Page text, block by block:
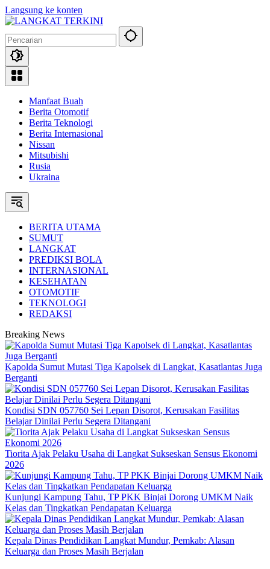
Langsung ke konten
Manfaat Buah
Berita Otomotif
Berita Teknologi
Berita Internasional
Nissan
Mitsubishi
Rusia
Ukraina
BERITA UTAMA
SUMUT
LANGKAT
PREDIKSI BOLA
INTERNASIONAL
KESEHATAN
OTOMOTIF
TEKNOLOGI
REDAKSI
Breaking News
Kapolda Sumut Mutasi Tiga Kapolsek di Langkat, Kasatlantas Juga
Berganti
Kondisi SDN 057760 Sei Lepan Disorot, Kerusakan Fasilitas
Belajar Dinilai Perlu Segera Ditangani
Tiorita Ajak Pelaku Usaha di Langkat Sukseskan Sensus Ekonomi
2026
Kunjungi Kampung Tahu, TP PKK Binjai Dorong UMKM Naik
Kelas dan Tingkatkan Pendapatan Keluarga
Kepala Dinas Pendidikan Langkat Mundur, Pemkab: Alasan
Keluarga dan Proses Masih Berjalan